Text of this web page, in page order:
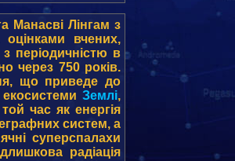
Манасві Лінгам з
вчених,
періодичністю в
через 750 років.
що приведе до
Землі,
час як енергія
систем, а
суперспалахи
радіація